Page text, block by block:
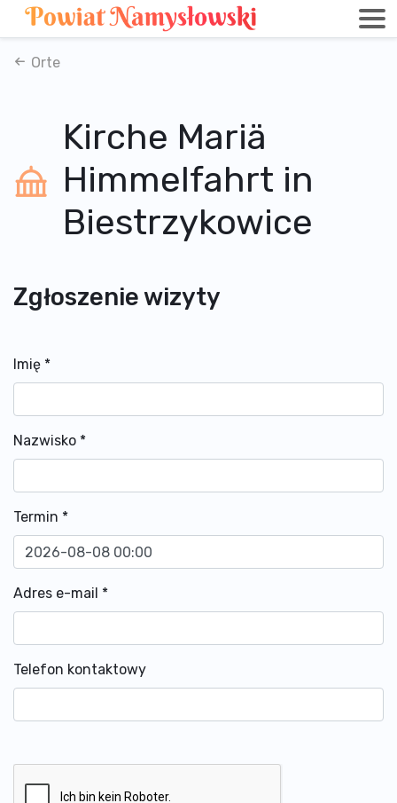
Orte
Kirche Mariä
Himmelfahrt in
Biestrzykowice
Zgłoszenie wizyty
Imię *
Nazwisko *
Termin *
Adres e-mail *
Telefon kontaktowy